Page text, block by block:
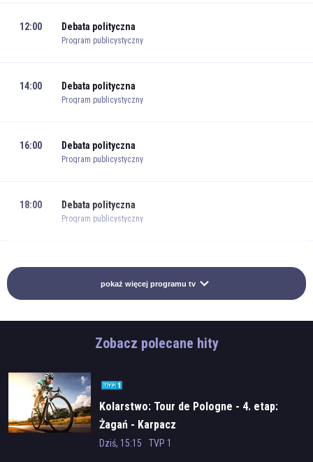
12:00 Debata polityczna
Program publicystyczny
14:00 Debata polityczna
Program publicystyczny
16:00 Debata polityczna
Program publicystyczny
18:00 Debata polityczna
Program publicystyczny
pokaż więcej programu tv
Zobacz polecane hity
Kolarstwo: Tour de Pologne - 4. etap:
Żagań - Karpacz
Dziś, 15:15 TVP 1